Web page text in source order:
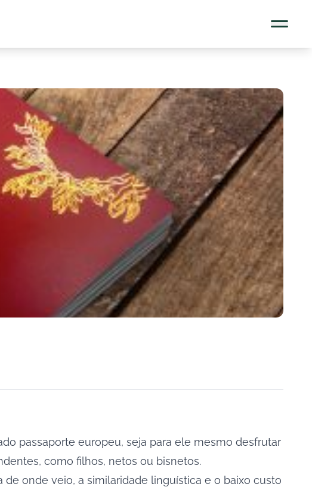
passaporte europeu, seja para ele mesmo desfrutar
como filhos, netos ou bisnetos.
onde veio, a similaridade linguística e o baixo custo